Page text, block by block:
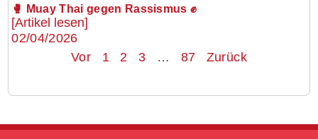
🥊 Muay Thai gegen Rassismus ✊
[Artikel lesen]
02/04/2026
Vor
1 2 3 … 87 Zurück